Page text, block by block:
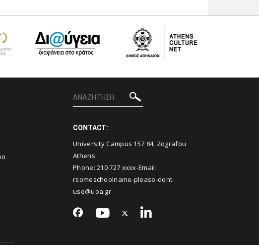
CONTACT:
University Campus 157 84, Zografou
Athens
Phone: 210 727 xxxx-Email:
rsomeschoolname-please-dont-
use@uoa.gr